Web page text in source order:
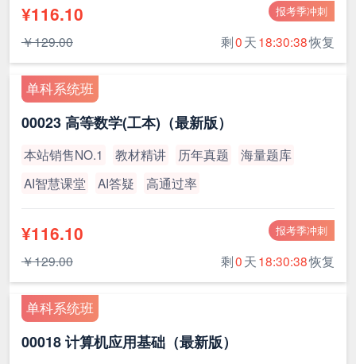
报考季冲刺
¥116.10
￥129.00 剩0天18:30:38恢复
单科系统班
00023 高等数学(工本)（最新版）
本站销售NO.1 教材精讲 历年真题
海量题库
AI智慧课堂
AI答疑 高通过率
报考季冲刺
¥116.10
￥129.00 剩0天18:30:38恢复
单科系统班
00018 计算机应用基础（最新版）